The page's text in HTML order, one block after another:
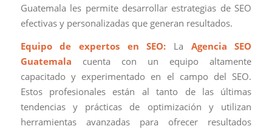
Guatemala les permite desarrollar estrategias de SEO
efectivas y personalizadas que generan resultados.
Equipo de expertos en SEO: La Agencia SEO
Guatemala cuenta con un equipo altamente
capacitado y experimentado en el campo del SEO.
Estos profesionales están al tanto de las últimas
tendencias y prácticas de optimización y utilizan
herramientas avanzadas para ofrecer resultados